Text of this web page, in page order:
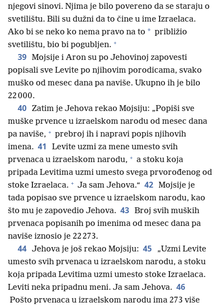
njegovi sinovi. Njima je bilo povereno da se staraju o
svetilištu. Bili su dužni da to čine u ime Izraelaca.
Ako bi se neko ko nema pravo na to * približio
svetilištu, bio bi pogubljen. +
39 Mojsije i Aron su po Jehovinoj zapovesti
popisali sve Levite po njihovim porodicama, svako
muško od mesec dana pa naviše. Ukupno ih je bilo
22 000.
40 Zatim je Jehova rekao Mojsiju: „Popiši sve
muške prvence u izraelskom narodu od mesec dana
pa naviše, + prebroj ih i napravi popis njihovih
imena. 41
Levite uzmi za mene umesto svih
prvenaca u izraelskom narodu, + a stoku koja
pripada Levitima uzmi umesto svega prvorođenog od
stoke Izraelaca. + Ja sam Jehova.“ 42 Mojsije je
tada popisao sve prvence u izraelskom narodu, kao
što mu je zapovedio Jehova. 43 Broj svih muških
prvenaca popisanih po imenima od mesec dana pa
naviše iznosio je 22 273.
44 Jehova je još rekao Mojsiju: 45
„Uzmi Levite
umesto svih prvenaca u izraelskom narodu, a stoku
koja pripada Levitima uzmi umesto stoke Izraelaca.
Leviti neka pripadnu meni. Ja sam Jehova. 46
Pošto prvenaca u izraelskom narodu ima 273 više